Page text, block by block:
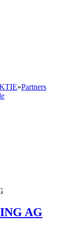
»Partners
AG